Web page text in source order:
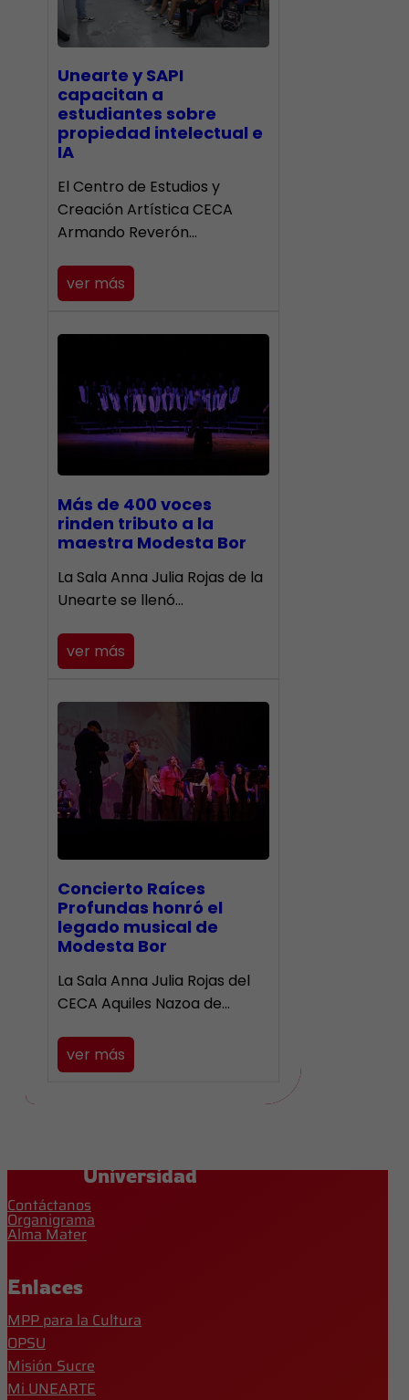
Unearte y SAPI
capacitan a
estudiantes sobre
propiedad intelectual e
IA
El Centro de Estudios y
Creación Artística CECA
Armando Reverón…
ver más
Más de 400 voces
rinden tributo a la
maestra Modesta Bor
​La Sala Anna Julia Rojas de la
Unearte se llenó…
ver más
​Concierto Raíces
Profundas honró el
legado musical de
Modesta Bor
La Sala Anna Julia Rojas del
CECA Aquiles Nazoa de…
ver más
Universidad
Contáctanos
Organigrama
Alma Mater
Enlaces
MPP para la Cultura
OPSU
Misión Sucre
Mi UNEARTE